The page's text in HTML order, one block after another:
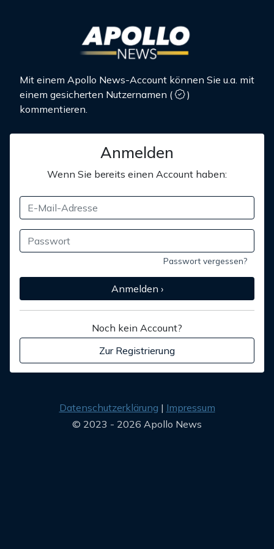
Mit einem Apollo News-Account können Sie u.a. mit
einem gesicherten Nutzernamen (
)
kommentieren.
Anmelden
Wenn Sie bereits einen Account haben:
Passwort vergessen?
Anmelden ›
Noch kein Account?
Zur Registrierung
Datenschutzerklärung
Impressum
© 2023 - 2026 Apollo News